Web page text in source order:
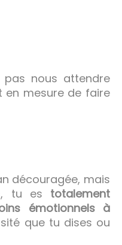
nous attendre
en mesure de faire
découragée, mais
tu es totalement
émotionnels à
que tu dises ou